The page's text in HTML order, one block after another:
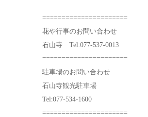
======================
花や行事のお問い合わせ
石山寺 Tel:077-537-0013
======================
駐車場のお問い合わせ
石山寺観光駐車場
Tel:077-534-1600
======================